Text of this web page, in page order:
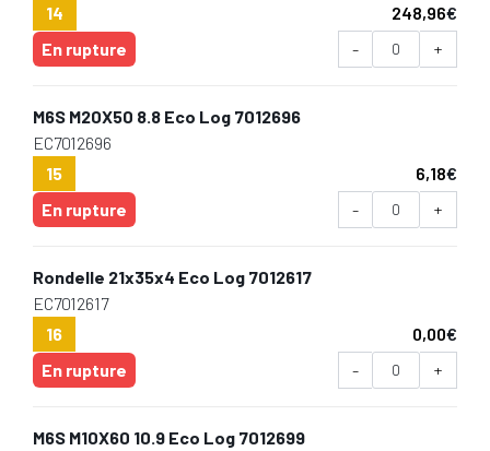
14
248,96€
En rupture
- +
M6S M20X50 8.8 Eco Log 7012696
EC7012696
15
6,18€
En rupture
- +
Rondelle 21x35x4 Eco Log 7012617
EC7012617
16
0,00€
En rupture
- +
M6S M10X60 10.9 Eco Log 7012699